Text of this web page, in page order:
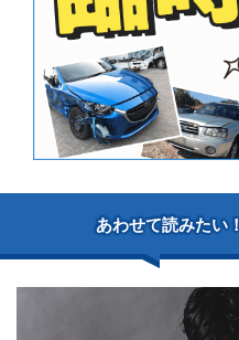
あわせて読みたい！